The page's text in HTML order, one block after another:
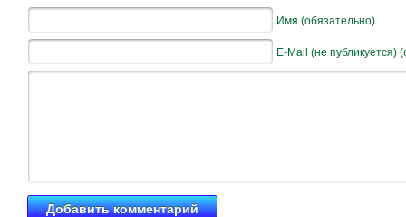
Имя (обязательно)
E-Mail (не публикуется)